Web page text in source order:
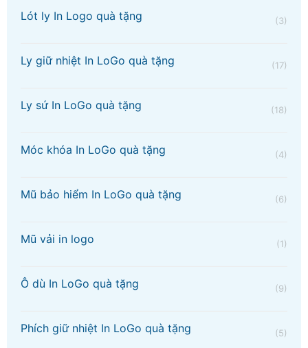
Lót ly In Logo quà tặng (3)
Ly giữ nhiệt In LoGo quà tặng (17)
Ly sứ In LoGo quà tặng (18)
Móc khóa In LoGo quà tặng (4)
Mũ bảo hiểm In LoGo quà tặng (6)
Mũ vải in logo (1)
Ô dù In LoGo quà tặng (9)
Phích giữ nhiệt In LoGo quà tặng (5)